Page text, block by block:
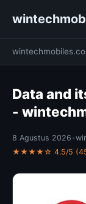
Data and
-
8 Agustus 2026 •
★★★★☆ 4.5/5